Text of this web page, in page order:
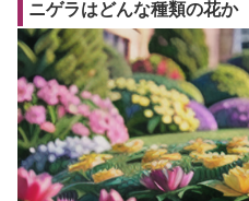
ニゲラはどんな種類の花か